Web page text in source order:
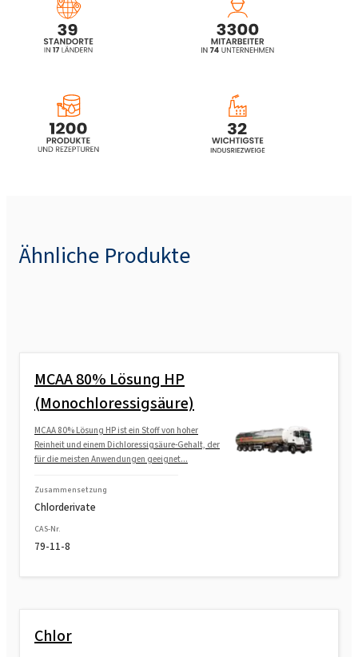
Ähnliche Produkte
MCAA 80% Lösung HP
(Monochloressigsäure)
MCAA 80% Lösung HP ist ein Stoff von hoher
Reinheit und einem Dichloressigsäure-Gehalt, der
für die meisten Anwendungen geeignet...
Zusammensetzung
Chlorderivate
CAS-Nr.
79-11-8
Chlor